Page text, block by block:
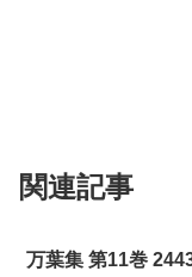
関連記事
万葉集 第11巻